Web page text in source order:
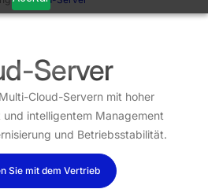
Server
Cloud-Servern mit hoher
und intelligentem Management
und Betriebsstabilität.
Sie mit dem Vertrieb